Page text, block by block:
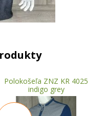
Polokošeľa ZNZ KR 4025
indigo grey